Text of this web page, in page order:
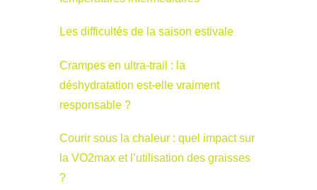
Les difficultés de la saison estivale
Crampes en ultra-trail : la
déshydratation est-elle vraiment
responsable ?
Courir sous la chaleur : quel impact sur
la VO2max et l’utilisation des graisses
?